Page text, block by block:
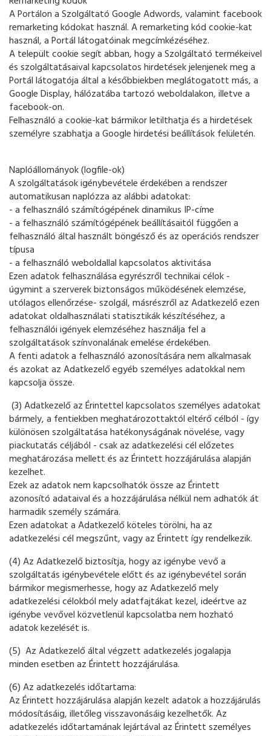
A Portálon a Szolgáltató Google Adwords, valamint facebook
remarketing kódokat használ. A remarketing kód cookie-kat
használ, a Portál látogatóinak megcímkézéséhez.
A települt cookie segít abban, hogy a Szolgáltató termékeivel
és szolgáltatásaival kapcsolatos hirdetések jelenjenek meg a
Portál látogatója által a későbbiekben meglátogatott más, a
Google Display, hálózatába tartozó weboldalakon, illetve a
facebook-on.
Felhasználó a cookie-kat bármikor letilthatja és a hirdetések
személyre szabhatja a Google hirdetési beállítások felületén.
Naplóállományok (logfile-ok)
A szolgáltatások igénybevétele érdekében a rendszer
automatikusan naplózza az alábbi adatokat:
- a felhasználó számítógépének dinamikus IP-címe
- a felhasználó számítógépének beállításaitól függően a
felhasználó által használt böngésző és az operációs rendszer
típusa
- a felhasználó weboldallal kapcsolatos aktivitása
Ezen adatok felhasználása egyrészről technikai célok -
úgymint a szerverek biztonságos működésének elemzése,
utólagos ellenőrzése- szolgál, másrészről az Adatkezelő ezen
adatokat oldalhasználati statisztikák készítéséhez, a
felhasználói igények elemzéséhez használja fel a
szolgáltatások színvonalának emelése érdekében.
A fenti adatok a felhasználó azonosítására nem alkalmasak
és azokat az Adatkezelő egyéb személyes adatokkal nem
kapcsolja össze.
(3) Adatkezelő az Érintettel kapcsolatos személyes adatokat
bármely, a fentiekben meghatározottaktól eltérő célból - így
különösen szolgáltatása hatékonyságának növelése, vagy
piackutatás céljából - csak az adatkezelési cél előzetes
meghatározása mellett és az Érintett hozzájárulása alapján
kezelhet.
Ezek az adatok nem kapcsolhatók össze az Érintett
azonosító adataival és a hozzájárulása nélkül nem adhatók át
harmadik személy számára.
Ezen adatokat a Adatkezelő köteles törölni, ha az
adatkezelési cél megszűnt, vagy az Érintett így rendelkezik.
(4) Az Adatkezelő biztosítja, hogy az igénybe vevő a
szolgáltatás igénybevétele előtt és az igénybevétel során
bármikor megismerhesse, hogy az Adatkezelő mely
adatkezelési célokból mely adatfajtákat kezel, ideértve az
igénybe vevővel közvetlenül kapcsolatba nem hozható
adatok kezelését is.
(5) Az Adatkezelő által végzett adatkezelés jogalapja
minden esetben az Érintett hozzájárulása.
(6) Az adatkezelés időtartama:
Az Érintett hozzájárulása alapján kezelt adatok a hozzájárulás
módosításáig, illetőleg visszavonásáig kezelhetők. Az
adatkezelés időtartamának lejártával az Érintett személyes